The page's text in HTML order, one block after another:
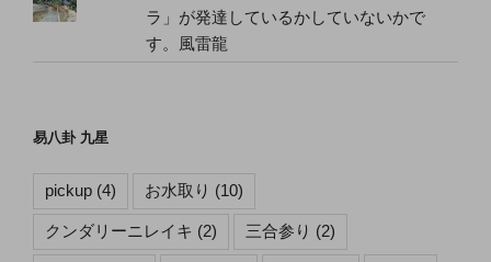
ラ」が発達しているかしていないかで
す。風雷龍
易八卦 九星
pickup (4) お水取り (10)
クンダリーニレイキ (2) 三合参り (2)